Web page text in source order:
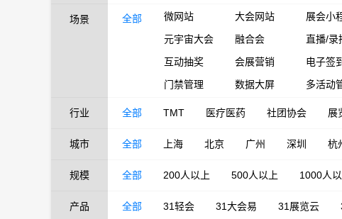
场景 全部 微网站 大会网站 展会小
元宇宙大会
融合会 直播/录
互动抽奖
会展营销 电子签到
门禁管理
数据大屏 多活动
行业 全部 TMT 医疗医药 社团协会 展
城市 全部 上海 北京 广州 深圳 杭
规模 全部 200人以上 500人以上 1000人
产品 全部 31轻会 31大会易 31展览云